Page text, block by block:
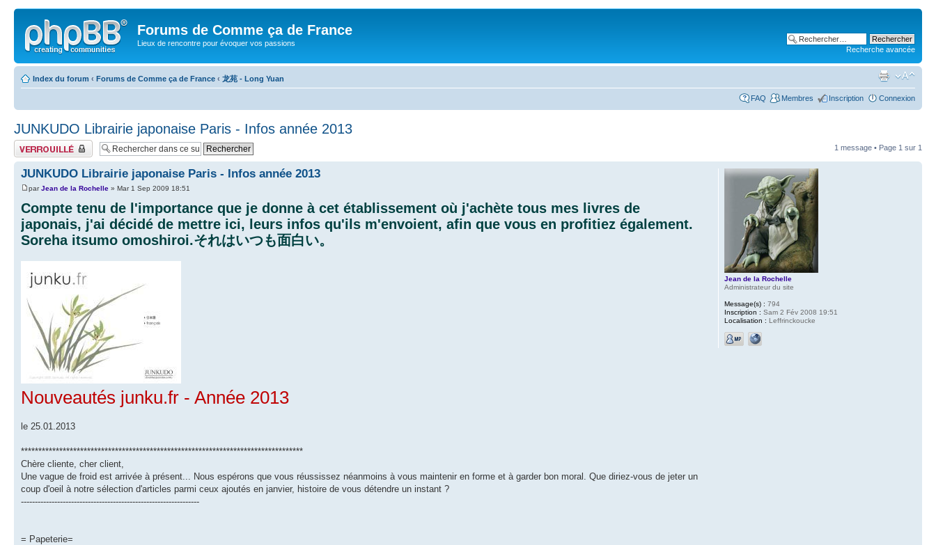
Forums de Comme ça de France
Lieux de rencontre pour évoquer vos passions
Recherche avancée
Index du forum ‹ Forums de Comme ça de France ‹ 龙苑 - Long Yuan
FAQ Membres Inscription Connexion
JUNKUDO Librairie japonaise Paris - Infos année 2013
Sujet verrouillé 1 message • Page 1 sur 1
JUNKUDO Librairie japonaise Paris - Infos année 2013
parJean de la Rochelle » Mar 1 Sep 2009 18:51
Compte tenu de l'importance que je donne à cet établissement où j'achète tous mes livres de
japonais, j'ai décidé de mettre ici, leurs infos qu'ils m'envoient, afin que vous en profitiez également.
Soreha itsumo omoshiroi.それはいつも面白い。
Nouveautés junku.fr - Année 2013
le 25.01.2013
*********************************************************************************
Chère cliente, cher client,
Une vague de froid est arrivée à présent... Nous espérons que vous réussissez néanmoins à vous maintenir en forme et à garder bon moral. Que diriez-vous de jeter un
coup d'oeil à notre sélection d'articles parmi ceux ajoutés en janvier, histoire de vous détendre un instant ?
----------------------------------------------------------------
= Papeterie=
Jean de la Rochelle
Administrateur du site
Message(s) : 794
Inscription : Sam 2 Fév 2008 19:51
Localisation : Leffrinckoucke